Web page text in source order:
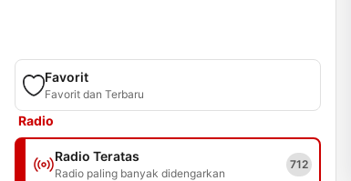
Favorit
Favorit dan Terbaru
Radio
Radio Teratas
Radio paling banyak didengarkan
712